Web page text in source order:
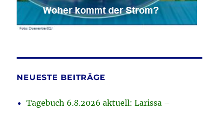
NEUESTE BEITRÄGE
Tagebuch 6.8.2026 aktuell: Larissa –